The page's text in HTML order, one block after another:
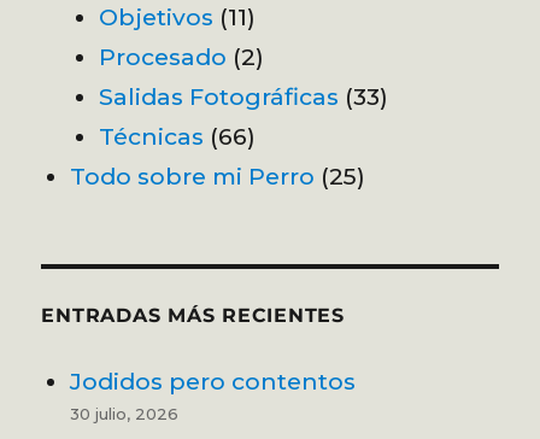
Objetivos (11)
Procesado (2)
Salidas Fotográficas (33)
Técnicas (66)
Todo sobre mi Perro (25)
ENTRADAS MÁS RECIENTES
Jodidos pero contentos
30 julio, 2026